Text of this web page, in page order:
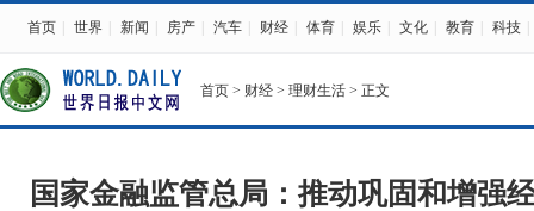
首页 世界 新闻 房产 汽车 财经 体育 娱乐 文化 教育 科技
首页 > 财经 > 理财生活 > 正文
国家金融监管总局：推动巩固和增强